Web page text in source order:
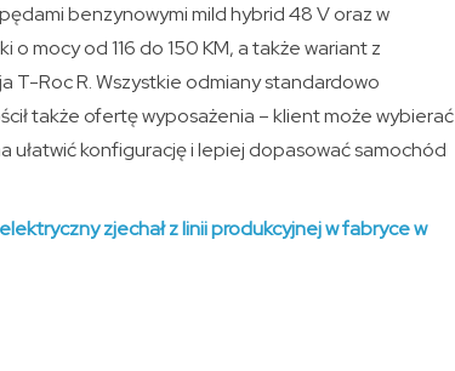
benzynowymi mild hybrid 48 V oraz w
mocy od 116 do 150 KM, a także wariant z
T-Roc R. Wszystkie odmiany standardowo
także ofertę wyposażenia – klient może wybierać
ułatwić konfigurację i lepiej dopasować samochód
zjechał z linii produkcyjnej w fabryce w